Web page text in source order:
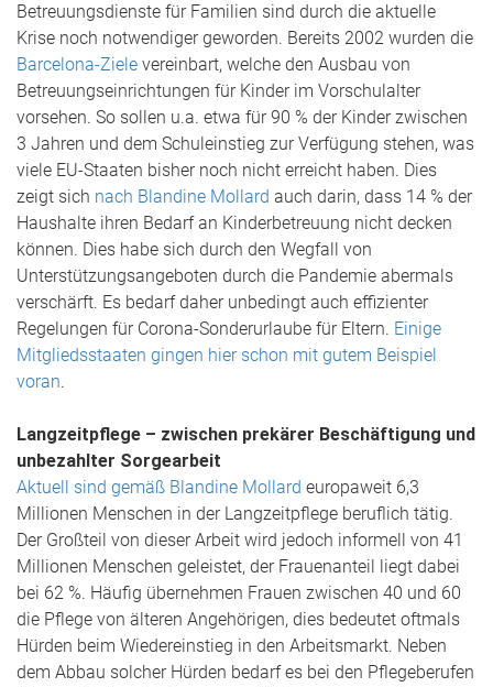
Betreuungsdienste für Familien sind durch die aktuelle
Krise noch notwendiger geworden. Bereits 2002 wurden die
Barcelona-Ziele vereinbart, welche den Ausbau von
Betreuungseinrichtungen für Kinder im Vorschulalter
vorsehen. So sollen u.a. etwa für 90 % der Kinder zwischen
3 Jahren und dem Schuleinstieg zur Verfügung stehen, was
viele EU-Staaten bisher noch nicht erreicht haben. Dies
zeigt sich nach Blandine Mollard auch darin, dass 14 % der
Haushalte ihren Bedarf an Kinderbetreuung nicht decken
können. Dies habe sich durch den Wegfall von
Unterstützungsangeboten durch die Pandemie abermals
verschärft. Es bedarf daher unbedingt auch effizienter
Regelungen für Corona-Sonderurlaube für Eltern. Einige
Mitgliedsstaaten gingen hier schon mit gutem Beispiel
voran.
Langzeitpflege – zwischen prekärer Beschäftigung und
unbezahlter Sorgearbeit
Aktuell sind gemäß Blandine Mollard europaweit 6,3
Millionen Menschen in der Langzeitpflege beruflich tätig.
Der Großteil von dieser Arbeit wird jedoch informell von 41
Millionen Menschen geleistet, der Frauenanteil liegt dabei
bei 62 %. Häufig übernehmen Frauen zwischen 40 und 60
die Pflege von älteren Angehörigen, dies bedeutet oftmals
Hürden beim Wiedereinstieg in den Arbeitsmarkt. Neben
dem Abbau solcher Hürden bedarf es bei den Pflegeberufen